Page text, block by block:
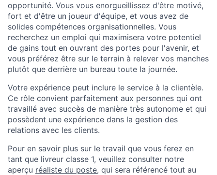
opportunité. Vous vous enorgueillissez d'être motivé,
fort et d'être un joueur d'équipe, et vous avez de
solides compétences organisationnelles. Vous
recherchez un emploi qui maximisera votre potentiel
de gains tout en ouvrant des portes pour l'avenir, et
vous préférez être sur le terrain à relever vos manches
plutôt que derrière un bureau toute la journée.
Votre expérience peut inclure le service à la clientèle.
Ce rôle convient parfaitement aux personnes qui ont
travaillé avec succès de manière très autonome et qui
possèdent une expérience dans la gestion des
relations avec les clients.
Pour en savoir plus sur le travail que vous ferez en
tant que livreur classe 1, veuillez consulter notre
aperçu réaliste du poste, qui sera référencé tout au